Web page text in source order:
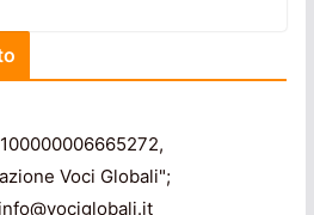
Voci Globali";